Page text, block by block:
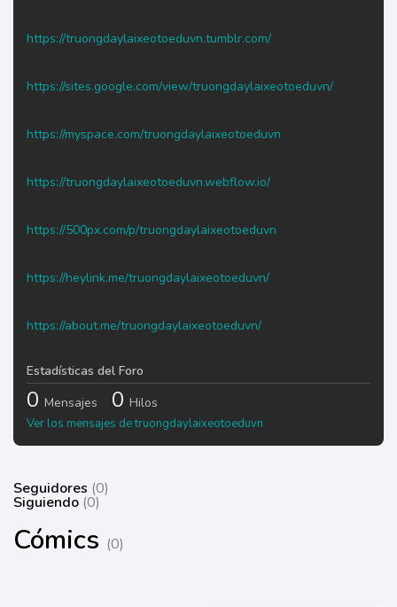
https://truongdaylaixeotoeduvn.tumblr.com/
https://sites.google.com/view/truongdaylaixeotoeduvn/
https://myspace.com/truongdaylaixeotoeduvn
https://truongdaylaixeotoeduvn.webflow.io/
https://500px.com/p/truongdaylaixeotoeduvn
https://heylink.me/truongdaylaixeotoeduvn/
https://about.me/truongdaylaixeotoeduvn/
Estadísticas del Foro
0 Mensajes 0 Hilos
Ver los mensajes de truongdaylaixeotoeduvn
Seguidores (0)
Siguiendo (0)
Cómics (0)